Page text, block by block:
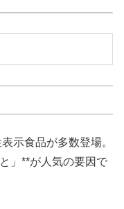
示食品が多数登場。
」**が人気の要因で